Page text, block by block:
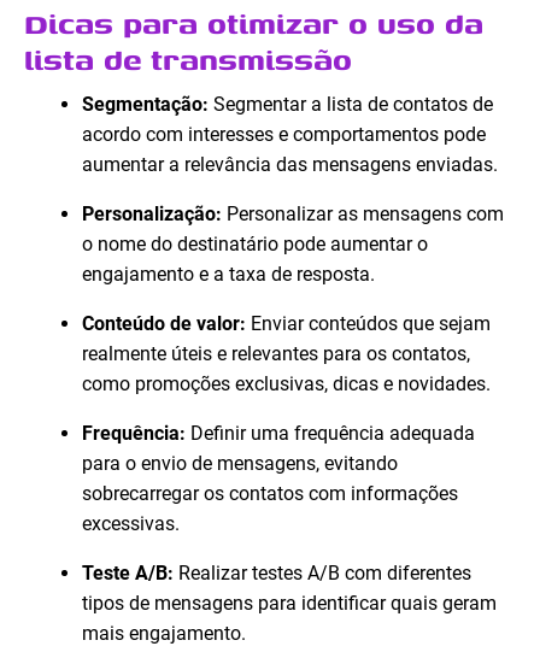
Dicas para otimizar o uso da
lista de transmissão
Segmentação: Segmentar a lista de contatos de
acordo com interesses e comportamentos pode
aumentar a relevância das mensagens enviadas.
Personalização: Personalizar as mensagens com
o nome do destinatário pode aumentar o
engajamento e a taxa de resposta.
Conteúdo de valor: Enviar conteúdos que sejam
realmente úteis e relevantes para os contatos,
como promoções exclusivas, dicas e novidades.
Frequência: Definir uma frequência adequada
para o envio de mensagens, evitando
sobrecarregar os contatos com informações
excessivas.
Teste A/B: Realizar testes A/B com diferentes
tipos de mensagens para identificar quais geram
mais engajamento.